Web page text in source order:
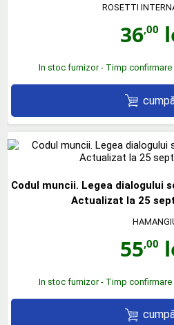
ROSETTI
36,00
In stoc furnizor - Timp
Codul muncii. Legea dialogului
Actualizat la 25
55,00
In stoc furnizor - Timp